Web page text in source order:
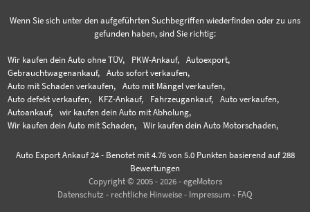
Wenn Sie sich unter den aufgeführten Suchbegriffen wiederfinden oder zu uns
gefunden haben, sind Sie richtig:
Wir kaufen dein Auto ohne TÜV, PKW-Ankauf,
Autoexport,
Gebrauchtwagenankauf,
Auto sofort verkaufen,
Auto mit Schaden verkaufen,
Auto mit Mängel verkaufen,
Auto defekt verkaufen,
KFZ-Ankauf, Fahrzeugankauf,
Auto verkaufen,
Autoankauf,
wir kaufen dein Auto mit Abholung,
Wir kaufen dein Auto mit Schaden,
Wir kaufen dein Auto Motorschaden,
Auto Export Ankauf 24- Benotet mit 4.76von 5.0 Punkten basierend auf 288
Bewertungen
Copyright © 2005 - 2026 - egeMotors
Datenschutz - rechtliche Hinweise - Impressum - FAQ